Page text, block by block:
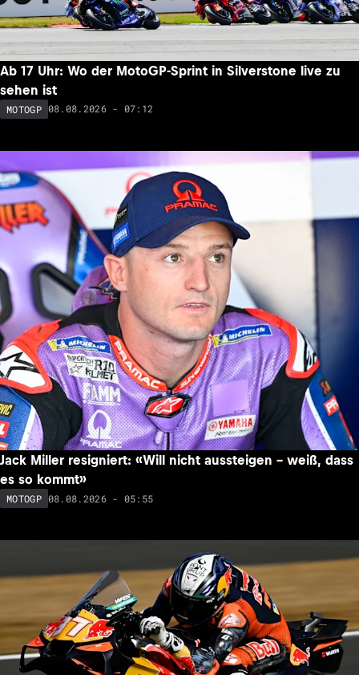
Ab 17 Uhr: Wo der MotoGP-Sprint in Silverstone live zu
sehen ist
MOTOGP 08.08.2026 - 07:12
Jack Miller resigniert: «Will nicht aussteigen – weiß, dass
es so kommt»
MOTOGP 08.08.2026 - 05:55